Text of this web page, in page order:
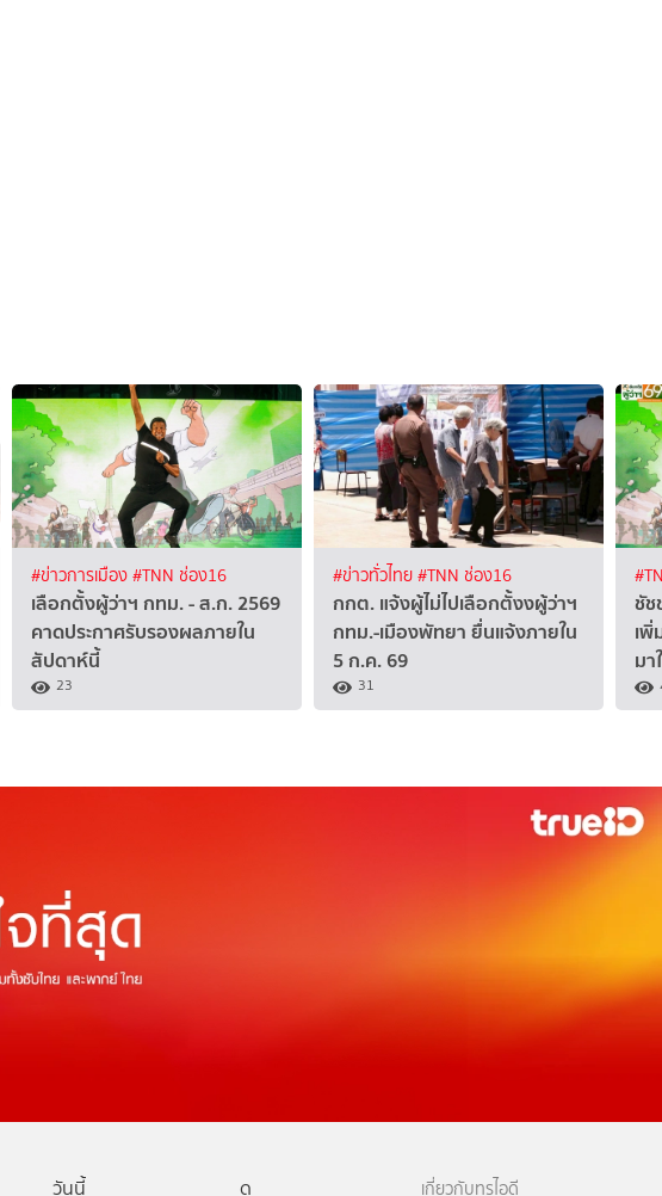
#ข่าวการเมือง#TNN ช่อง16
เลือกตั้งผู้ว่าฯ กทม. - ส.ก. 2569
คาดประกาศรับรองผลภายใน
สัปดาห์นี้
23
#ข่าวทั่วไทย#TNN ช่อง16
กกต. แจ้งผู้ไม่ไปเลือกตั้งงผู้ว่าฯ
กทม.-เมืองพัทยา ยื่นแจ้งภายใน
5 ก.ค. 69
31
ชัช
เ
ม
วันนี้ ดู เกี่ยวกับทรูไอดี